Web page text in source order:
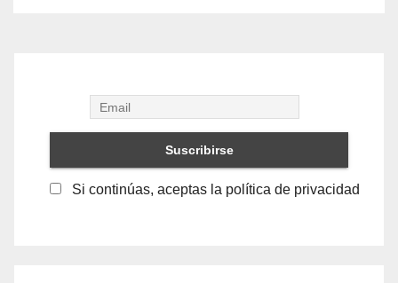
Si continúas, aceptas la política de privacidad